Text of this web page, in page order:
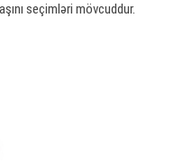
seçimləri mövcuddur.